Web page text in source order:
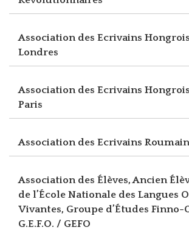
Association des Ecrivains
Londres
Association des Ecrivains
Paris
Association des Ecrivains
Association des Élèves, Ancien
de l’École Nationale des Langues
Vivantes, Groupe d’Études
G.E.F.O. / GEFO